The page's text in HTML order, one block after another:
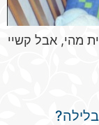
מהי, אבל קשיי